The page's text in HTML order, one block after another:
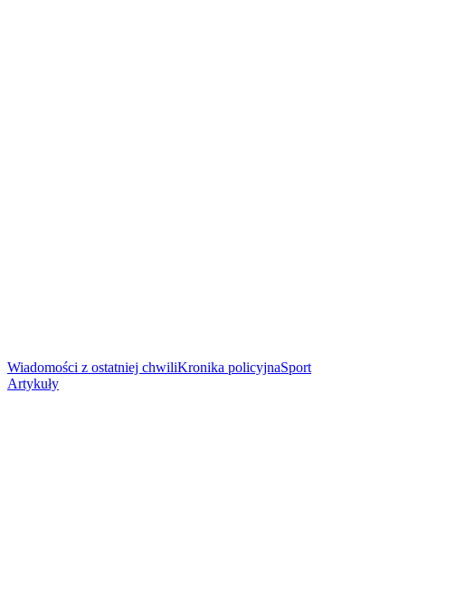
Wiadomości z ostatniej chwiliKronika policyjnaSport
Artykuły